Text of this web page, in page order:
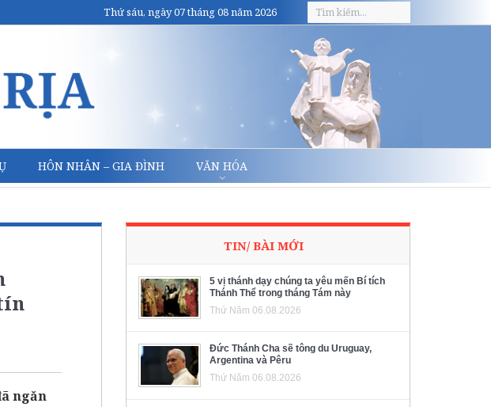
Thứ sáu, ngày 07 tháng 08 năm 2026
HÔN NHÂN – GIA ĐÌNH VĂN HÓA
ngăn
TIN/ BÀI MỚI
5 vị thánh dạy chúng ta yêu mến Bí tích
Thánh Thể trong tháng Tám này
Thứ Năm 06.08.2026
Đức Thánh Cha sẽ tông du Uruguay,
Argentina và Pêru
Thứ Năm 06.08.2026